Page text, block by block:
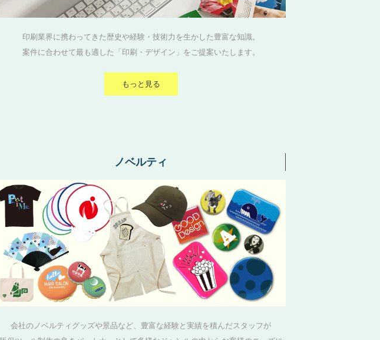
印刷業界に携わってきた歴史や経験・技術力を生かした豊富な知識。
案件に合わせて最も適した「印刷・デザイン」をご提案いたします。
もっと見る
ノベルティ
会社のノベルティグッズや景品など、豊富な経験と実績を積んだスタッフが